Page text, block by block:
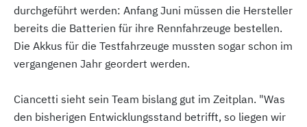
durchgeführt werden: Anfang Juni müssen die Hersteller
bereits die Batterien für ihre Rennfahrzeuge bestellen.
Die Akkus für die Testfahrzeuge mussten sogar schon im
vergangenen Jahr geordert werden.
Ciancetti sieht sein Team bislang gut im Zeitplan. "Was
den bisherigen Entwicklungsstand betrifft, so liegen wir